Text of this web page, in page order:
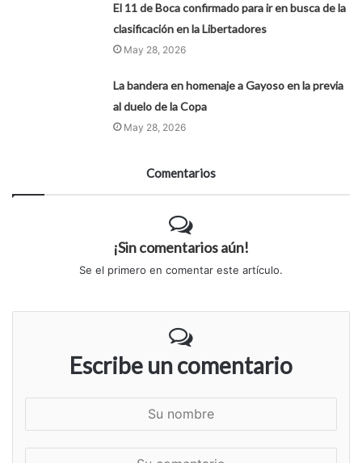
El 11 de Boca confirmado para ir en busca de la
clasificación en la Libertadores
May 28, 2026
La bandera en homenaje a Gayoso en la previa
al duelo de la Copa
May 28, 2026
Comentarios
¡Sin comentarios aún!
Se el primero en comentar este artículo.
Escribe un comentario